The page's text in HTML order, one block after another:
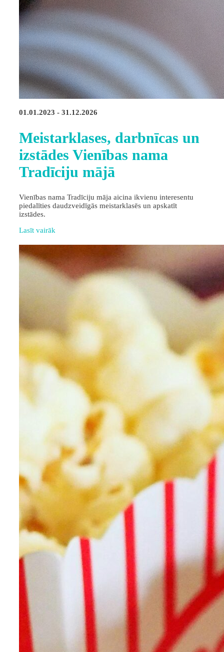
01.01.2023 - 31.12.2026
Meistarklases, darbnīcas un
izstādes Vienības nama
Tradīciju mājā
Vienības nama Tradīciju māja aicina ikvienu interesentu
piedalīties daudzveidīgās meistarklasēs un apskatīt
izstādes.
Lasīt vairāk